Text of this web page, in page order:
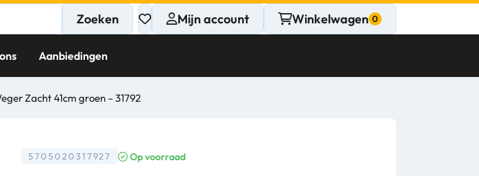
Mijn account Winkelwagen
Zoeken
Aanbiedingen
Zacht 41cm groen – 31792
5705020317927 Op voorraad